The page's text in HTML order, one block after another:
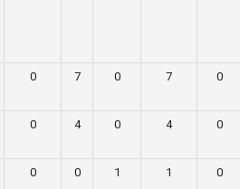
0 7 0 7 0
0 4 0 4 0
0 0 1 1 0